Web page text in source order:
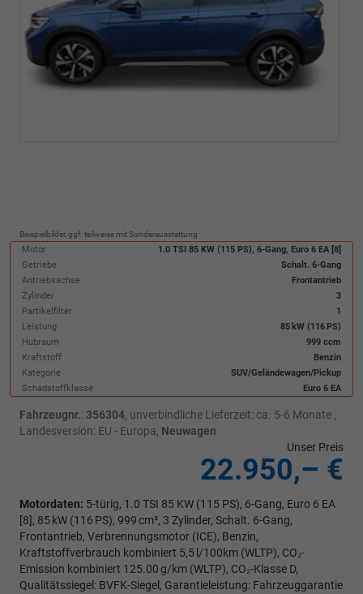
Beispielbilder, ggf. teilweise mit Sonderausstattung
Motor
1.0 TSI 85 KW (115 PS), 6-Gang, Euro 6 EA [8]
Getriebe
Schalt. 6-Gang
Antriebsachse
Frontantrieb
Zylinder
3
Partikelfilter
1
Leistung
85 kW (116 PS)
Hubraum
999 ccm
Kraftstoff
Benzin
Kategorie
SUV/Geländewagen/Pickup
Schadstoffklasse
Euro 6 EA
Fahrzeugnr.: 356304, unverbindliche Lieferzeit: ca. 5-6 Monate ,
Landesversion: EU - Europa, Neuwagen
Unser Preis
22.950,– €
Motordaten: 5-türig, 1.0 TSI 85 KW (115 PS), 6-Gang, Euro 6 EA
[8], 85 kW (116 PS), 999 cm³, 3 Zylinder, Schalt. 6-Gang,
Frontantrieb, Verbrennungsmotor (ICE), Benzin,
Kraftstoffverbrauch kombiniert 5,5 l/100km (WLTP), CO₂-
Emission kombiniert 125.00 g/km (WLTP), CO₂-Klasse D,
Qualitätssiegel: BVFK-Siegel, Garantieleistung: Fahrzeuggarantie